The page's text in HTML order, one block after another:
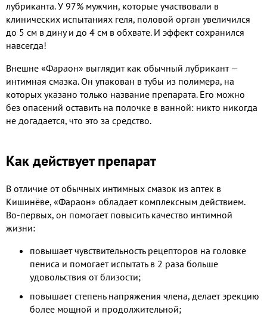
лубриканта. У 97% мужчин, которые участвовали в
клинических испытаниях геля, половой орган увеличился
до 5 см в дину и до 4 см в обхвате. И эффект сохранился
навсегда!
Внешне «Фараон» выглядит как обычный лубрикант —
интимная смазка. Он упакован в тубы из полимера, на
которых указано только название препарата. Его можно
без опасений оставить на полочке в ванной: никто никогда
не догадается, что это за средство.
Как действует препарат
В отличие от обычных интимных смазок из аптек в
Кишинёве, «Фараон» обладает комплексным действием.
Во-первых, он помогает повысить качество интимной
жизни:
повышает чувствительность рецепторов на головке
пениса и помогает испытать в 2 раза больше
удовольствия от близости;
повышает степень напряжения члена, делает эрекцию
более мощной и продолжительной;